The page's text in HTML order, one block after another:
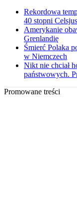
Rekordowa
40 stopni
Amerykanie
Grenlandię
Śmierć Polaka
w Niemczech
Nikt nie chciał
państwowych.
Promowane treści